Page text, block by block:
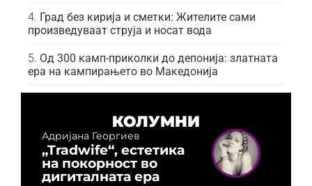
Град без кирија и сметки: Жителите сами
произведуваат струја и носат вода
Од 300 камп-приколки до депонија: златната
ера на кампирањето во Македонија
КОЛУМНИ
Адријана Георгиев
„Tradwife“, естетика
на покорност во
дигиталната ера